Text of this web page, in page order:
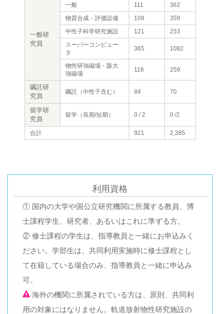
一般研
究員
一般 111
362
物質合成・評価設備
108
359
中性子科学研究施設
121
253
スーパーコンピュー
タ
365 1082
物性研強磁場・阪大
強磁場
116 259
嘱託研
究員
嘱託（中性子含む） 84 70
留学研
究員
留学（長期/短期） 0 / 2 0 /2
合計 921 2,385
利用資格
① 国内の大学や国公立研究機関に所属する教員、博
士課程学生、研究者、あるいはこれに準ずる方。
② 修士課程の学生は、指導教員と一緒にお申込みく
ださい。学部生は、共同利用実施時に修士課程とし
て在籍している場合のみ、指導教員と一緒に申込み
可。
海外の機関に所属されている方は、原則、共同利
用の対象にはなりません。軌道放射物性研究施設の